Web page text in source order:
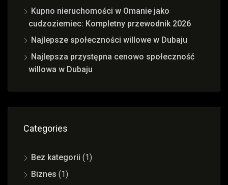
Kupno nieruchomości w Omanie jako
cudzoziemiec: Kompletny przewodnik 2026
Najlepsze społeczności willowe w Dubaju
Najlepsza przystępna cenowo społeczność
willowa w Dubaju
Categories
Bez kategorii (1)
Biznes (1)